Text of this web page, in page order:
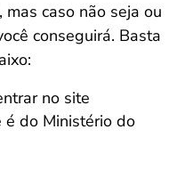
caso não seja ou
conseguirá. Basta
no site
é do Ministério do